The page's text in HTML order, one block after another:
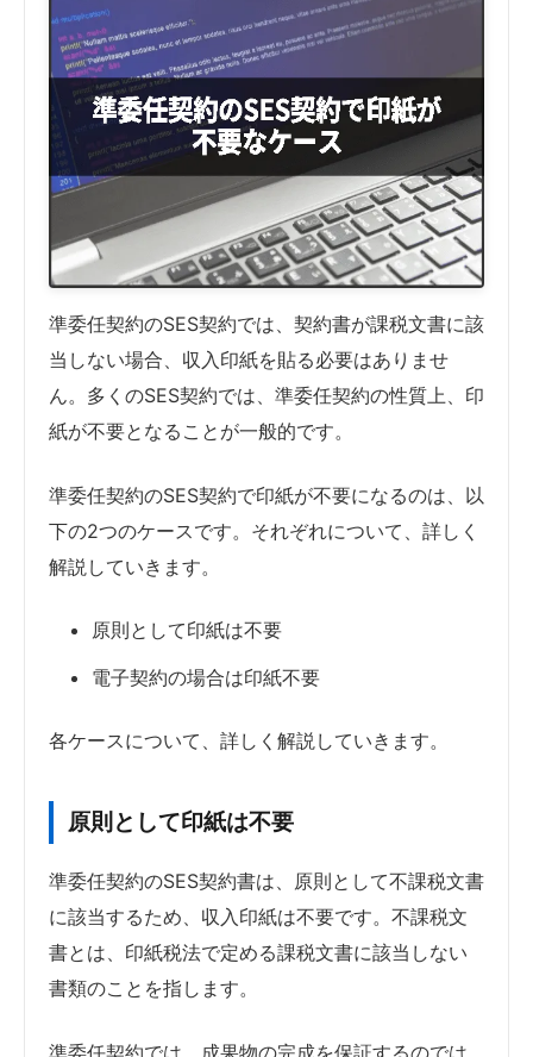
準委任契約のSES契約では、契約書が課税文書に該
当しない場合、収入印紙を貼る必要はありませ
ん。多くのSES契約では、準委任契約の性質上、印
紙が不要となることが一般的です。
準委任契約のSES契約で印紙が不要になるのは、以
下の2つのケースです。それぞれについて、詳しく
解説していきます。
原則として印紙は不要
電子契約の場合は印紙不要
各ケースについて、詳しく解説していきます。
原則として印紙は不要
準委任契約のSES契約書は、原則として不課税文書
に該当するため、収入印紙は不要です。不課税文
書とは、印紙税法で定める課税文書に該当しない
書類のことを指します。